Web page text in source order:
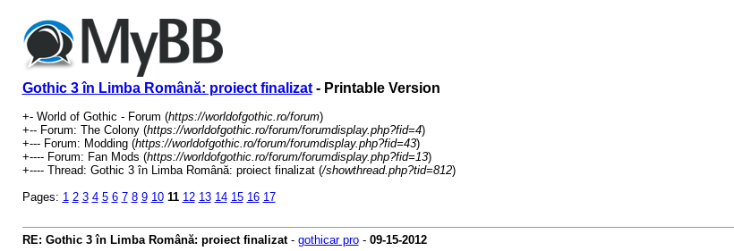
Gothic 3 în Limba Română: proiect finalizat- Printable Version
+- World of Gothic - Forum (https://worldofgothic.ro/forum)
+-- Forum: The Colony (https://worldofgothic.ro/forum/forumdisplay.php?fid=4)
+--- Forum: Modding (https://worldofgothic.ro/forum/forumdisplay.php?fid=43)
+---- Forum: Fan Mods (https://worldofgothic.ro/forum/forumdisplay.php?fid=13)
+---- Thread: Gothic 3 în Limba Română: proiect finalizat (/showthread.php?tid=812)
Pages: 1 2 3 4 5 6 7 8 9 10 11 12 13 14 15 16 17
RE: Gothic 3 în Limba Română: proiect finalizat- gothicar pro- 09-15-2012